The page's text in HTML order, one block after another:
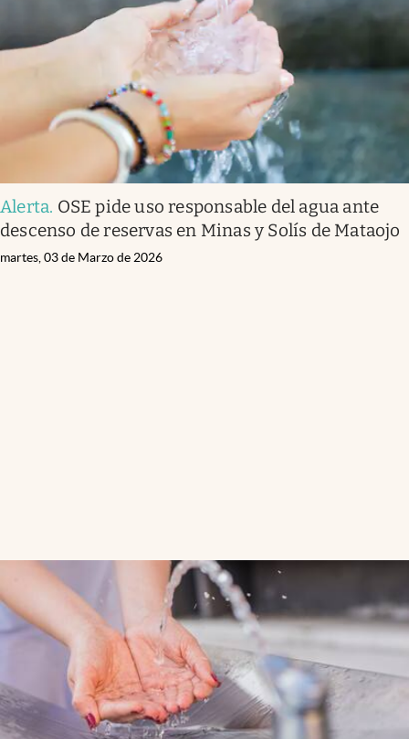
Alerta. OSE pide uso responsable del agua ante
descenso de reservas en Minas y Solís de Mataojo
martes, 03 de Marzo de 2026